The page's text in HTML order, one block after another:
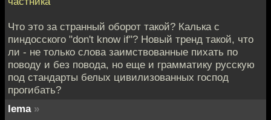
Что это за странный оборот такой? Калька с
пиндосского "don't know if"? Новый тренд такой, что
ли - не только слова заимствованные пихать по
поводу и без повода, но еще и грамматику русскую
под стандарты белых цивилизованных господ
прогибать?
lema »